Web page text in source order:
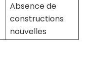
Absence de
constructions
nouvelles